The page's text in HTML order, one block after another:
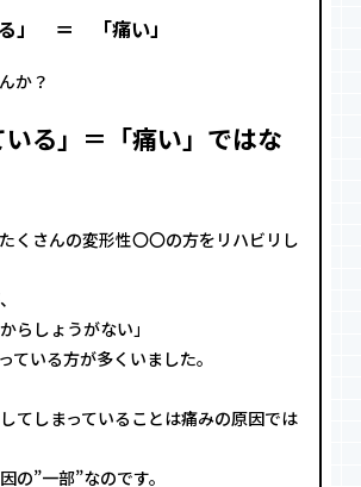
る」 ＝ 「痛い」
か？
いる」＝「痛い」ではな
くさんの変形性〇〇の方をリハビリし
らしょうがない」
ている方が多くいました。
てしまっていることは痛みの原因では
の”一部”なのです。